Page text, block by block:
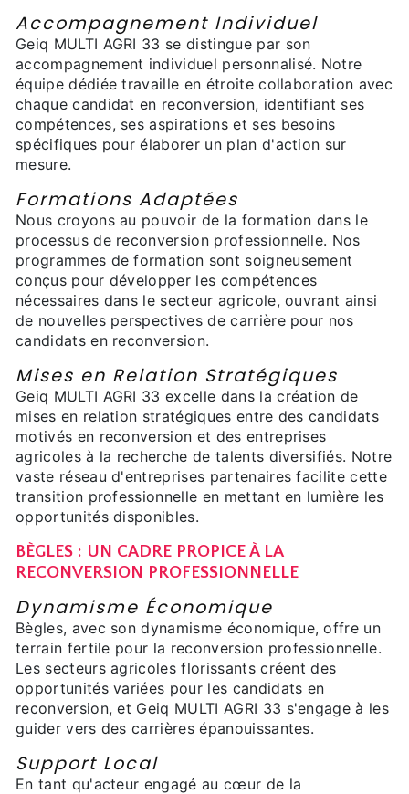
Accompagnement Individuel
Geiq MULTI AGRI 33 se distingue par son
accompagnement individuel personnalisé. Notre
équipe dédiée travaille en étroite collaboration avec
chaque candidat en reconversion, identifiant ses
compétences, ses aspirations et ses besoins
spécifiques pour élaborer un plan d'action sur
mesure.
Formations Adaptées
Nous croyons au pouvoir de la formation dans le
processus de reconversion professionnelle. Nos
programmes de formation sont soigneusement
conçus pour développer les compétences
nécessaires dans le secteur agricole, ouvrant ainsi
de nouvelles perspectives de carrière pour nos
candidats en reconversion.
Mises en Relation Stratégiques
Geiq MULTI AGRI 33 excelle dans la création de
mises en relation stratégiques entre des candidats
motivés en reconversion et des entreprises
agricoles à la recherche de talents diversifiés. Notre
vaste réseau d'entreprises partenaires facilite cette
transition professionnelle en mettant en lumière les
opportunités disponibles.
BÈGLES : UN CADRE PROPICE À LA
RECONVERSION PROFESSIONNELLE
Dynamisme Économique
Bègles, avec son dynamisme économique, offre un
terrain fertile pour la reconversion professionnelle.
Les secteurs agricoles florissants créent des
opportunités variées pour les candidats en
reconversion, et Geiq MULTI AGRI 33 s'engage à les
guider vers des carrières épanouissantes.
Support Local
En tant qu'acteur engagé au cœur de la